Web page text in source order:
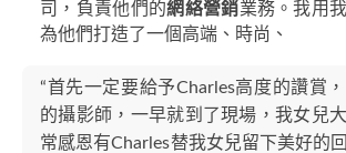
司，負責他們的網絡營銷業務。我用
為他們打造了一個高端、時尚、
“首先一定要給予Charles高度的讚賞
的攝影師，一早就到了現場，我女兒
常感恩有Charles替我女兒留下美好的